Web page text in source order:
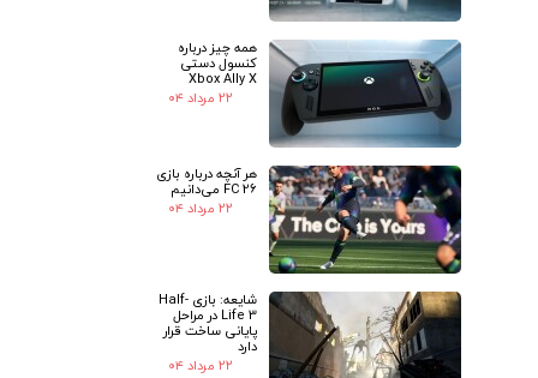
همه چیز درباره
کنسول دستی
Xbox Ally X
۲۲ مرداد ۰۴
هر آنچه درباره بازی
FC 26 می‌دانیم
۲۲ مرداد ۰۴
شایعه: بازی Half-
Life 3 در مراحل
پایانی ساخت قرار
دارد
۲۲ مرداد ۰۴